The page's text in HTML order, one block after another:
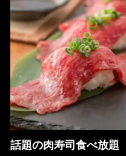
話題の肉寿司食べ放題